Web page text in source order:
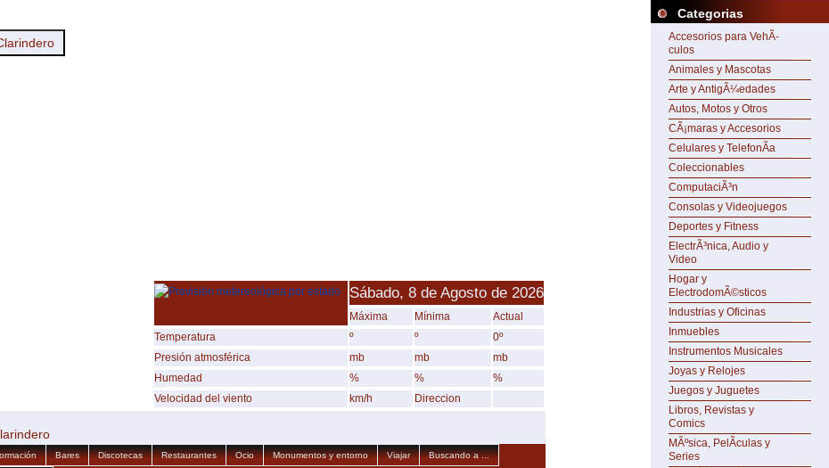
Sábado, 8 de Agosto de 2026
Máxima Mínima
Actual
Temperatura
º º
0º
Presión atmosférica
mb mb
mb
Humedad
% %
%
Velocidad del viento
km/h Direccion
Bares Discotecas Restaurantes Ocio Monumentos y entorno Viajar Buscando a ...
Categorias
Accesorios para VehÃ­
culos
Animales y Mascotas
Arte y AntigÃ¼edades
Autos, Motos y Otros
CÃ¡maras y Accesorios
Celulares y TelefonÃ­a
Coleccionables
ComputaciÃ³n
Consolas y Videojuegos
Deportes y Fitness
ElectrÃ³nica, Audio y
Video
Hogar y
ElectrodomÃ©sticos
Industrias y Oficinas
Inmuebles
Instrumentos Musicales
Joyas y Relojes
Juegos y Juguetes
Libros, Revistas y
Comics
MÃºsica, PelÃ­culas y
Series